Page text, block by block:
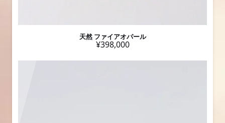
天然 ファイアオパール
¥398,000